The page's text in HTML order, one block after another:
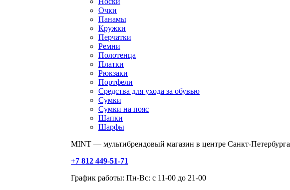
Очки
Панамы
Кружки
Перчатки
Ремни
Полотенца
Платки
Рюкзаки
Портфели
Средства для ухода за обувью
Сумки
Сумки на пояс
Шапки
Шарфы
MINT — мультибрендовый магазин в центре Санкт-Петербурга
+7 812 449-51-71
График работы: Пн-Вс: с 11-00 до 21-00